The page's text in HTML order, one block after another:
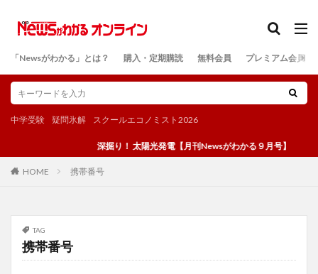
「Newsがわかる」とは？ 購入・定期購読 無料会員 プレミアム会員
中学受験 疑問氷解 スクールエコノミスト2026
深掘り！ 太陽光発電【月刊Newsがわかる９月号】
HOME 携帯番号
TAG
携帯番号
検索